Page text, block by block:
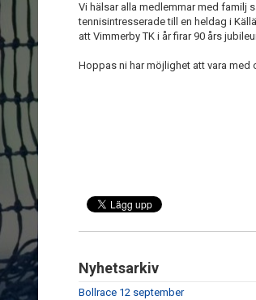
Vi hälsar alla medlemmar med familj
tennisintresserade till en heldag i
att Vimmerby TK i år firar 90 års
Hoppas ni har möjlighet att vara med
Nyhetsarkiv
Bollrace 12 september